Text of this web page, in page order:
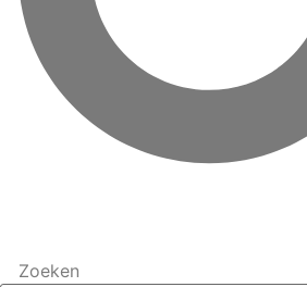
Zoeken